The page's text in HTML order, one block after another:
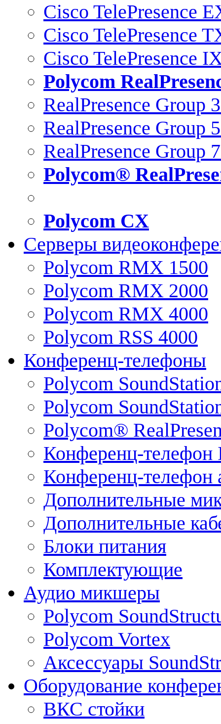
Cisco TelePresence
Cisco TelePresence
Cisco TelePresence
Polycom
RealPresence Group
RealPresence Group
RealPresence Group
Polycom®
Polycom CX
Серверы
Polycom RMX 1500
Polycom RMX 2000
Polycom RMX 4000
Polycom RSS 4000
Конференц-телефоны
Polycom
Polycom
Polycom®
Конференц-телефон
Конференц-телефон
Дополнительные
Дополнительные
Блоки питания
Комплектующие
Аудио микшеры
Polycom
Polycom Vortex
Аксессуары
Оборудование
ВКС стойки